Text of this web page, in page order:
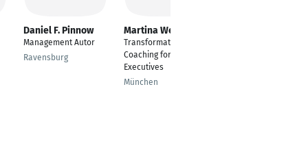
Daniel F. Pinnow
Management Autor
Ravensburg
Martina Wehner
Transformative
Coaching for
Executives
München